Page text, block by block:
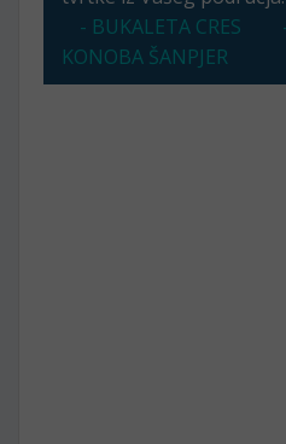
- BUKALETA CRES
KONOBA ŠANPJER